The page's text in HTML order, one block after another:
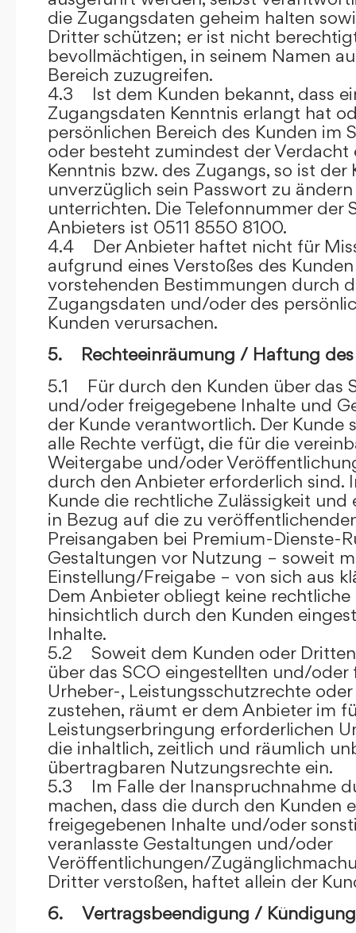
die Zugangsdaten geheim halten
Dritter schützen; er ist nicht
bevollmächtigen, in seinem Namen
Bereich zuzugreifen.
4.3 Ist dem Kunden bekannt, dass
Zugangsdaten Kenntnis erlangt hat
persönlichen Bereich des Kunden im
oder besteht zumindest der Verdacht
Kenntnis bzw. des Zugangs, so ist
unverzüglich sein Passwort zu
unterrichten. Die Telefonnummer der
Anbieters ist 0511 8550 8100.
4.4 Der Anbieter haftet nicht für
aufgrund eines Verstoßes des
vorstehenden Bestimmungen durch
Zugangsdaten und/oder des
Kunden verursachen.
5. Rechteeinräumung / Haftung des
5.1 Für durch den Kunden über das
und/oder freigegebene Inhalte und
der Kunde verantwortlich. Der Kunde
alle Rechte verfügt, die für die
Weitergabe und/oder
durch den Anbieter erforderlich sind.
Kunde die rechtliche Zulässigkeit
in Bezug auf die zu
Preisangaben bei Premium-Dienste-
Gestaltungen vor Nutzung – soweit
Einstellung/Freigabe – von sich aus
Dem Anbieter obliegt keine
hinsichtlich durch den Kunden
Inhalte.
5.2 Soweit dem Kunden oder
über das SCO eingestellten und/
Urheber-, Leistungsschutzrechte
zustehen, räumt er dem Anbieter im
Leistungserbringung erforderlichen
die inhaltlich, zeitlich und räumlich
übertragbaren Nutzungsrechte ein.
5.3 Im Falle der Inanspruchnahme
machen, dass die durch den Kunden
freigegebenen Inhalte und/oder
veranlasste Gestaltungen und/oder
Veröffentlichungen/
Dritter verstoßen, haftet allein der
6. Vertragsbeendigung / Kündigung